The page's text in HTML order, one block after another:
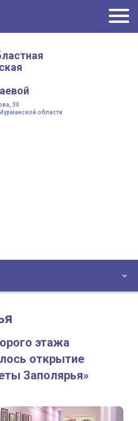
30
области
этажа
открытие
Заполярья»